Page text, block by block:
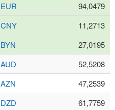
EUR
94,0479
CNY
11,2713
BYN
27,0195
AUD
52,5208
AZN
47,2539
DZD
61,7759